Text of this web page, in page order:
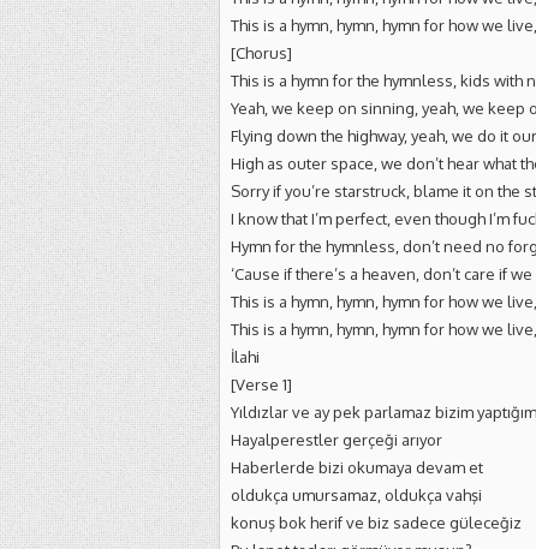
This is a hymn, hymn, hymn for how we
[Chorus]
This is a hymn for the hymnless, kids with
Yeah, we keep on sinning, yeah, we keep
Flying down the highway, yeah, we do it
High as outer space, we don’t hear what
Sorry if you’re starstruck, blame it on the
I know that I’m perfect, even though I’m
Hymn for the hymnless, don’t need no
‘Cause if there’s a heaven, don’t care if
This is a hymn, hymn, hymn for how we
This is a hymn, hymn, hymn for how we
İlahi
[Verse 1]
Yıldızlar ve ay pek parlamaz bizim
Hayalperestler gerçeği arıyor
Haberlerde bizi okumaya devam et
oldukça umursamaz, oldukça vahşi
konuş bok herif ve biz sadece güleceğiz